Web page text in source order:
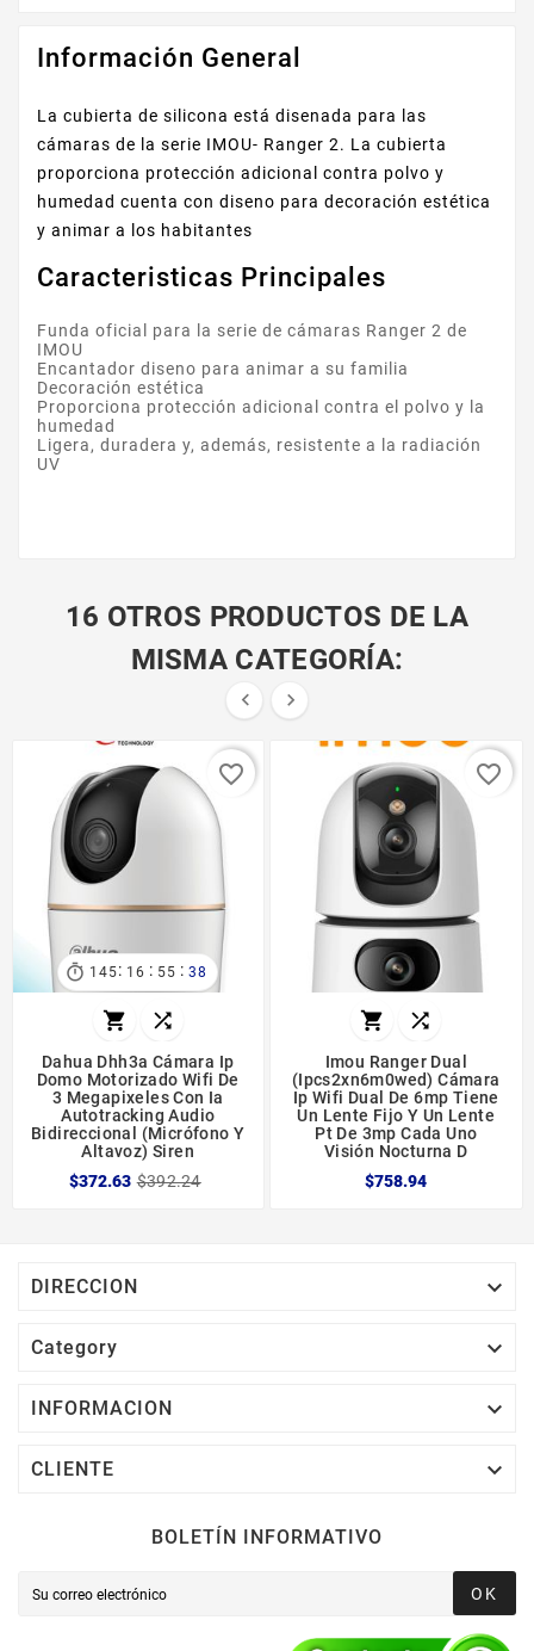
Información General
La cubierta de silicona está disenada para las
cámaras de la serie IMOU- Ranger 2. La cubierta
proporciona protección adicional contra polvo y
humedad cuenta con diseno para decoración estética
y animar a los habitantes
Caracteristicas Principales
Funda oficial para la serie de cámaras Ranger 2 de
IMOU
Encantador diseno para animar a su familia
Decoración estética
Proporciona protección adicional contra el polvo y la
humedad
Ligera, duradera y, además, resistente a la radiación
UV
16 OTROS PRODUCTOS DE LA
MISMA CATEGORÍA:
 
 145: 16 : 55 : 37
 
Dahua Dhh3a Cámara Ip
Domo Motorizado Wifi De
3 Megapixeles Con Ia
Autotracking Audio
Bidireccional (micrófono Y
Altavoz) Siren
$372.63 $392.24
favorite_border
 
Imou Ranger Dual
(ipcs2xn6m0wed) Cámara
Ip Wifi Dual De 6mp Tiene
Un Lente Fijo Y Un Lente
Pt De 3mp Cada Uno
Visión Nocturna D
$758.94
favorite_border
DIRECCION 
Category 
INFORMACION 
CLIENTE 
BOLETÍN INFORMATIVO
OK